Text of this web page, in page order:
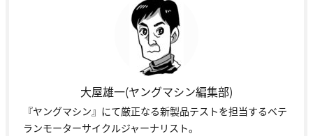
大屋雄一(ヤングマシン編集部)
『ヤングマシン』にて厳正なる新製品テストを担当するベテ
ランモーターサイクルジャーナリスト。